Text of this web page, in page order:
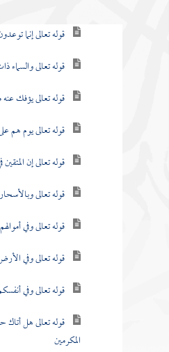
قوله تعالى إنما
قوله تعالى والسماء
قوله تعالى يؤفك
قوله تعالى يوم هم
قوله تعالى إن
قوله تعالى
قوله تعالى وفي
قوله تعالى وفي
قوله تعالى وفي
قوله تعالى هل
المكرمين